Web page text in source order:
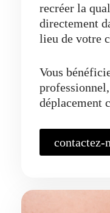
recréer la
directement
lieu de votre
Vous
déplacement
contactez-